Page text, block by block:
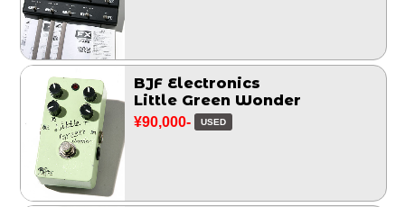
BJF Electronics
Little Green Wonder
¥90,000- USED